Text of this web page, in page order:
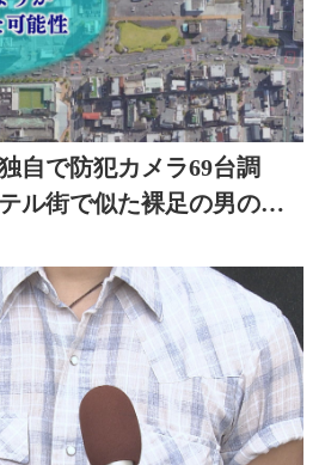
自で防犯カメラ69台調
街で似た裸足の男の姿